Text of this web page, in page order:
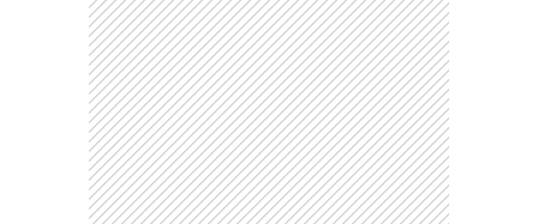
CARREGANDO PUBLICIDADE